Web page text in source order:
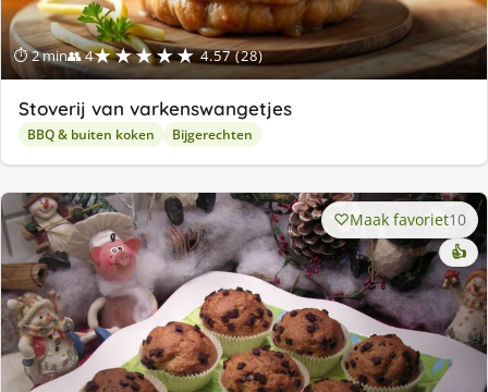
⏱ 2 min👥 4★★★★★ 4.57 (28)
Stoverij van varkenswangetjes
BBQ & buiten koken Bijgerechten
Maak favoriet10
👍